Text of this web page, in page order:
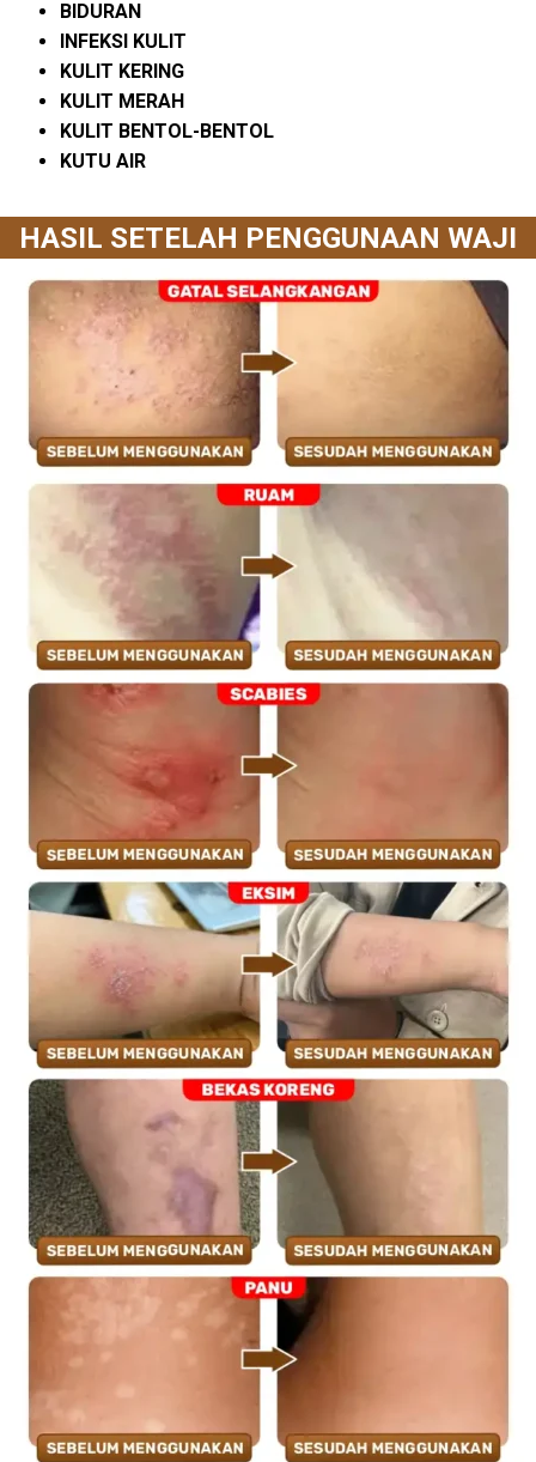
BIDURAN
INFEKSI KULIT
KULIT KERING
KULIT MERAH
KULIT BENTOL-BENTOL
KUTU AIR
HASIL SETELAH PENGGUNAAN WAJI